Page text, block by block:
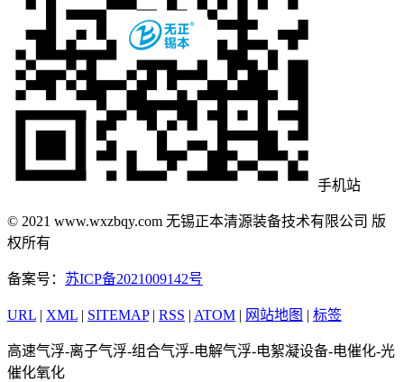
手机站
© 2021 www.wxzbqy.com 无锡正本清源装备技术有限公司 版
权所有
备案号： 苏ICP备2021009142号
URL | XML | SITEMAP | RSS | ATOM | 网站地图 | 标签
高速气浮-离子气浮-组合气浮-电解气浮-电絮凝设备-电催化-光
催化氧化